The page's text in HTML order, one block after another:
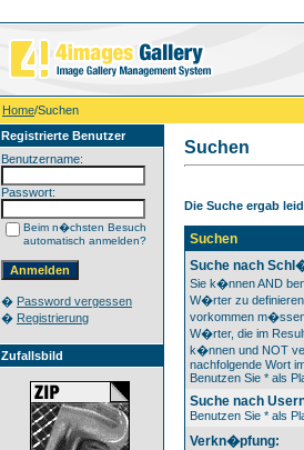
Home/Suchen
Registrierte Benutzer
Benutzername:
Passwort:
Beim n�chsten Besuch
automatisch anmelden?
� Password vergessen
� Registrierung
Zufallsbild
Suchen
Die Suche ergab
Suchen
Suche nach
Sie k�nnen AND
W�rter zu
vorkommen
W�rter, die im
k�nnen und NOT
nachfolgende Wort
Benutzen Sie * als
Suche nach
Benutzen Sie * als
Verkn�pfung: